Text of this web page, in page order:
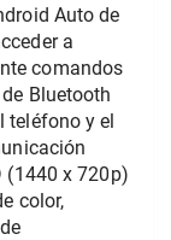
Auto de
a
comandos
Bluetooth
teléfono y el
(1440 x 720p)
color,